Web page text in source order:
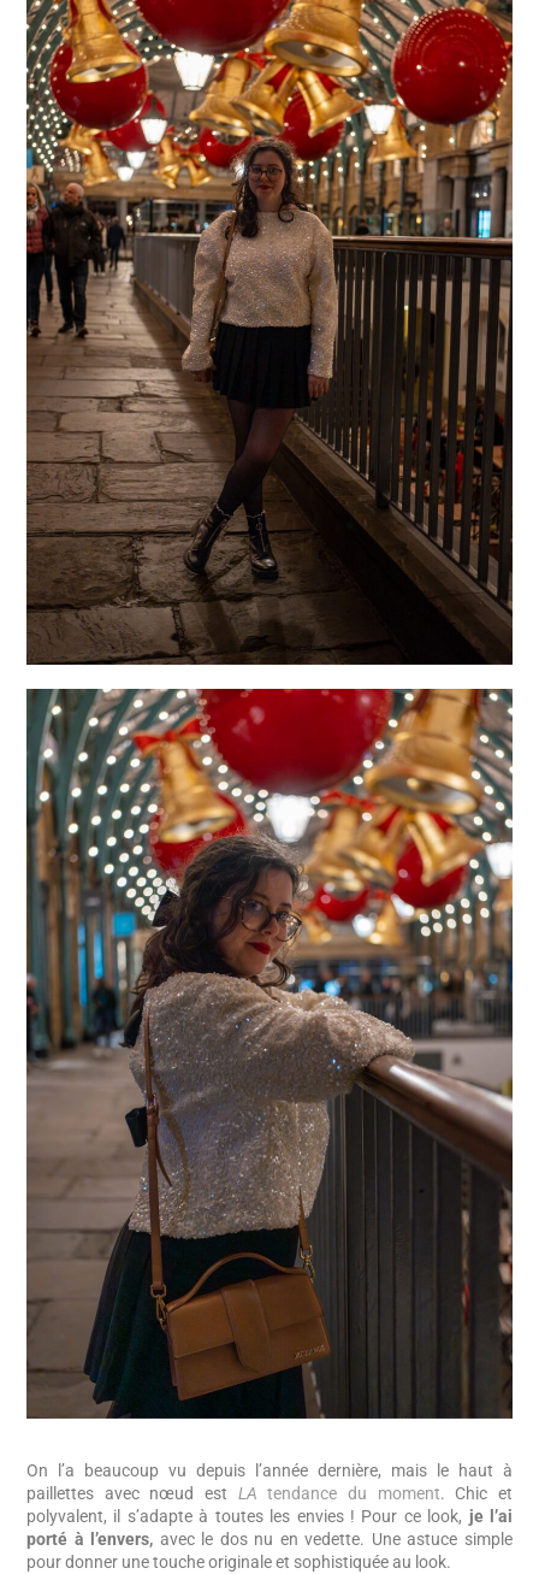
On l’a beaucoup vu depuis l’année dernière, mais le haut à
paillettes avec nœud est LA tendance du moment. Chic et
polyvalent, il s’adapte à toutes les envies ! Pour ce look, je l’ai
porté à l’envers, avec le dos nu en vedette. Une astuce simple
pour donner une touche originale et sophistiquée au look.